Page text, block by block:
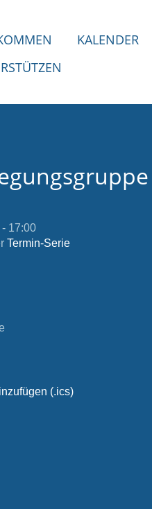
KALENDER
17:00
Termin-Serie
(.ics)